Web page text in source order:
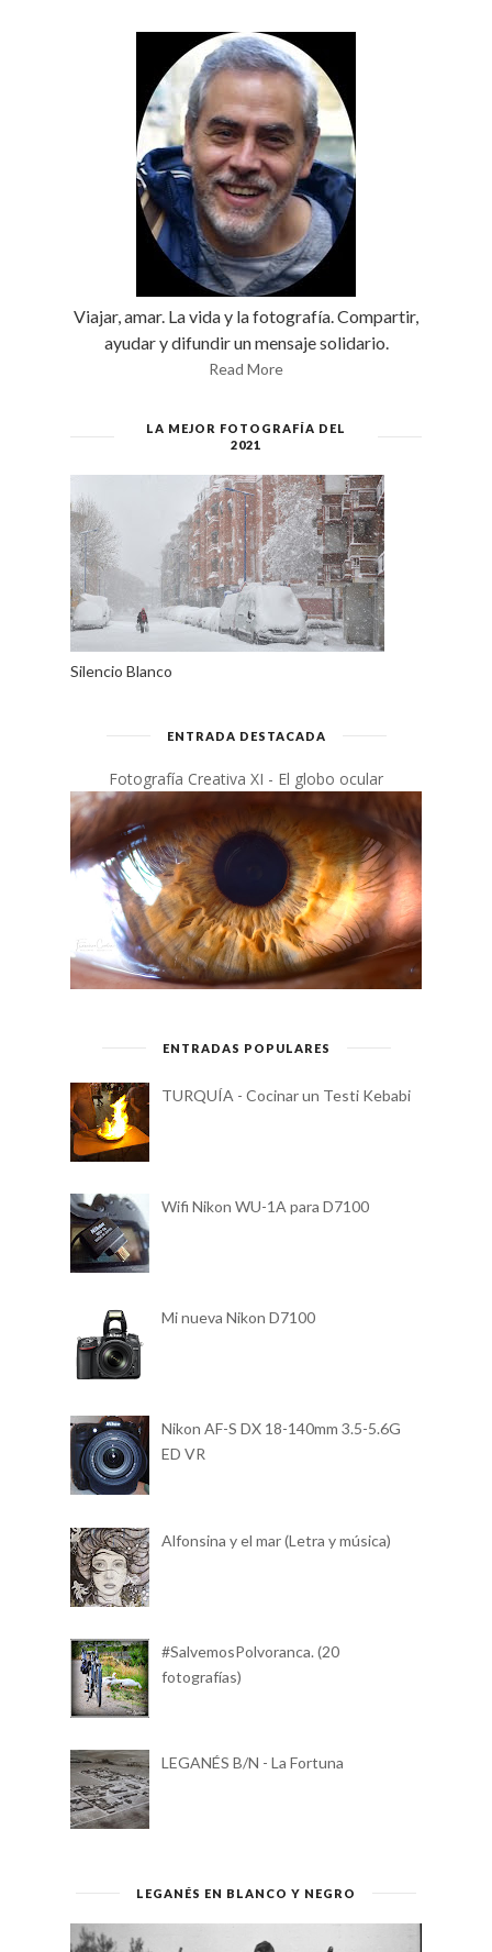
Viajar, amar. La vida y la fotografía. Compartir,
ayudar y difundir un mensaje solidario.
Read More
LA MEJOR FOTOGRAFÍA DEL
2021
Silencio Blanco
ENTRADA DESTACADA
Fotografía Creativa XI - El globo ocular
ENTRADAS POPULARES
TURQUÍA - Cocinar un Testi Kebabi
Wifi Nikon WU-1A para D7100
Mi nueva Nikon D7100
Nikon AF-S DX 18-140mm 3.5-5.6G
ED VR
Alfonsina y el mar (Letra y música)
#SalvemosPolvoranca. (20
fotografías)
LEGANÉS B/N - La Fortuna
LEGANÉS EN BLANCO Y NEGRO